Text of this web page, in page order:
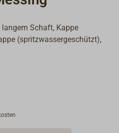
Schaft, Kappe
(spritzwassergeschützt),